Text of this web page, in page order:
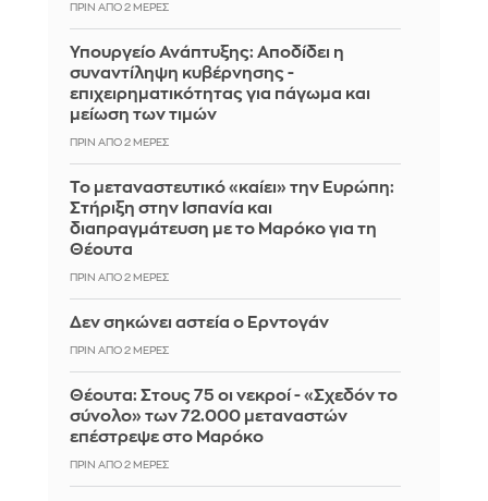
ΠΡΙΝ ΑΠΌ 2 ΜΈΡΕΣ
Υπουργείο Ανάπτυξης: Αποδίδει η
συναντίληψη κυβέρνησης -
επιχειρηματικότητας για πάγωμα και
μείωση των τιμών
ΠΡΙΝ ΑΠΌ 2 ΜΈΡΕΣ
Το μεταναστευτικό «καίει» την Ευρώπη:
Στήριξη στην Ισπανία και
διαπραγμάτευση με το Μαρόκο για τη
Θέουτα
ΠΡΙΝ ΑΠΌ 2 ΜΈΡΕΣ
Δεν σηκώνει αστεία ο Ερντογάν
ΠΡΙΝ ΑΠΌ 2 ΜΈΡΕΣ
Θέουτα: Στους 75 οι νεκροί - «Σχεδόν το
σύνολο» των 72.000 μεταναστών
επέστρεψε στο Μαρόκο
ΠΡΙΝ ΑΠΌ 2 ΜΈΡΕΣ